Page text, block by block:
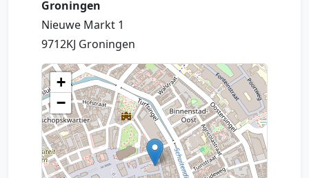
Groningen
Nieuwe Markt 1
9712KJ Groningen
+
−